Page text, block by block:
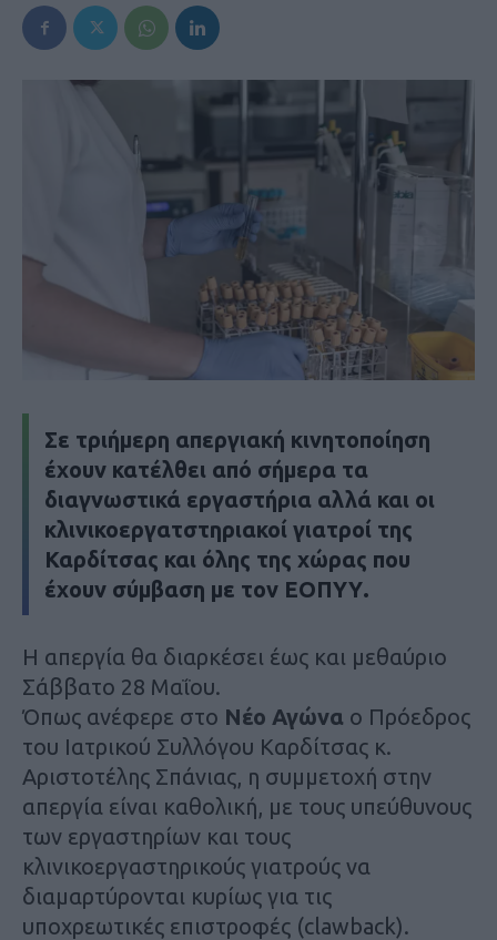
Σε τριήμερη απεργιακή κινητοποίηση
έχουν κατέλθει από σήμερα τα
διαγνωστικά εργαστήρια αλλά και οι
κλινικοεργατστηριακοί γιατροί της
Καρδίτσας και όλης της χώρας που
έχουν σύμβαση με τον ΕΟΠΥΥ.
Η απεργία θα διαρκέσει έως και μεθαύριο
Σάββατο 28 Μαΐου.
Όπως ανέφερε στο Νέο Αγώνα ο Πρόεδρος
του Ιατρικού Συλλόγου Καρδίτσας κ.
Αριστοτέλης Σπάνιας, η συμμετοχή στην
απεργία είναι καθολική, με τους υπεύθυνους
των εργαστηρίων και τους
κλινικοεργαστηρικούς γιατρούς να
διαμαρτύρονται κυρίως για τις
υποχρεωτικές επιστροφές (clawback).